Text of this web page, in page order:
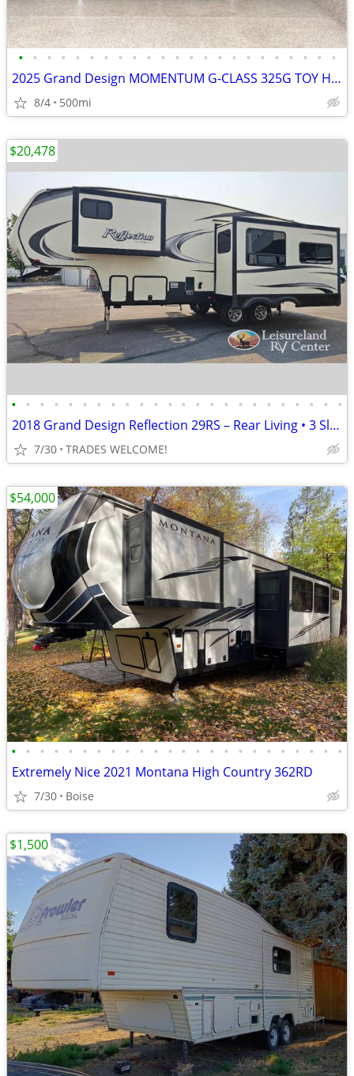
• • • • • • • • • • • • • • • • • • • • • • •
2025 Grand Design MOMENTUM G-CLASS 325G TOY HAULER
8/4 500mi
• • • • • • • • • • • • • • • • • • • • • • • •
2018 Grand Design Reflection 29RS – Rear Living • 3 Slides • 4-Seasons
7/30 TRADES WELCOME!
$20,478
• • • • • • • • • • • • • • • • • • • • • • • •
Extremely Nice 2021 Montana High Country 362RD
7/30 Boise
$54,000
$1,500